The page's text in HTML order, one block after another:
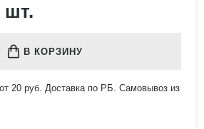
шт.
В КОРЗИНУ
20 руб. Доставка по РБ. Самовывоз из